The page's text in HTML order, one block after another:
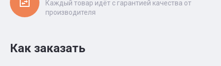
Каждый товар идёт с гарантией качества от
производителя
Как заказать